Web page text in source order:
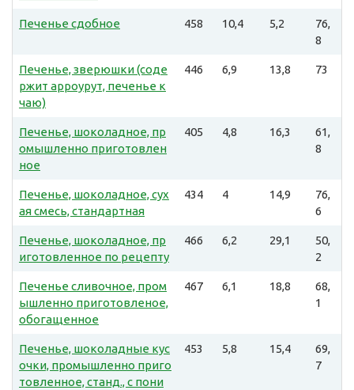
Печенье сдобное 458 10,4 5,2
76,
8
Печенье, зверюшки (соде
ржит арроурут, печенье к
чаю)
446 6,9 13,8 73
Печенье, шоколадное, пр
омышленно приготовлен
ное
405 4,8 16,3
61,
8
Печенье, шоколадное, сух
ая смесь, стандартная
434 4 14,9
76,
6
Печенье, шоколадное, пр
иготовленное по рецепту
466 6,2 29,1
50,
2
Печенье сливочное, пром
ышленно приготовленое,
обогащенное
467 6,1 18,8
68,
1
Печенье, шоколадные кус
очки, промышленно приго
товленное, станд., с пони
453 5,8 15,4
69,
7